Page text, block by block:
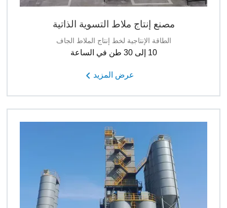
مصنع إنتاج ملاط التسوية الذاتية
الطاقة الإنتاجية لخط إنتاج الملاط الجاف
10 إلى 30 طن في الساعة
عرض المزيد